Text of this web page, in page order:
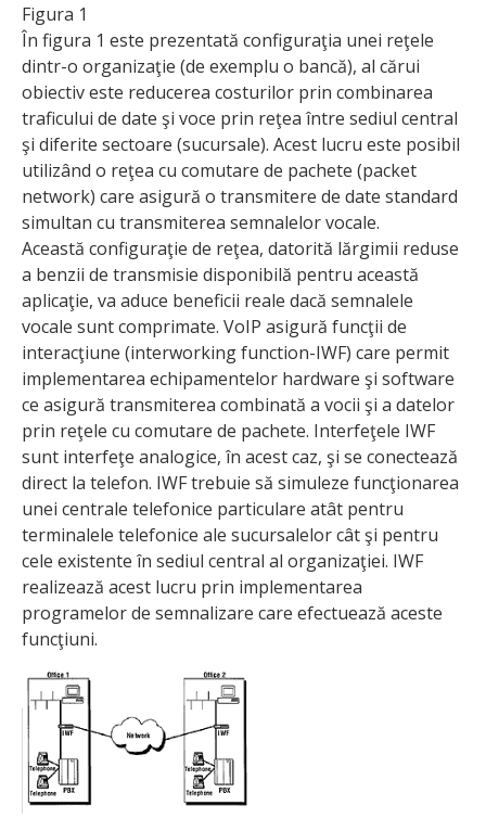
Figura 1
În figura 1 este prezentată configuraţia unei reţele
dintr-o organizaţie (de exemplu o bancă), al cărui
obiectiv este reducerea costurilor prin combinarea
traficului de date şi voce prin reţea între sediul central
şi diferite sectoare (sucursale). Acest lucru este posibil
utilizând o reţea cu comutare de pachete (packet
network) care asigură o transmitere de date standard
simultan cu transmiterea semnalelor vocale.
Această configuraţie de reţea, datorită lărgimii reduse
a benzii de transmisie disponibilă pentru această
aplicaţie, va aduce beneficii reale dacă semnalele
vocale sunt comprimate. VoIP asigură funcţii de
interacţiune (interworking function-IWF) care permit
implementarea echipamentelor hardware şi software
ce asigură transmiterea combinată a vocii şi a datelor
prin reţele cu comutare de pachete. Interfeţele IWF
sunt interfeţe analogice, în acest caz, şi se conectează
direct la telefon. IWF trebuie să simuleze funcţionarea
unei centrale telefonice particulare atât pentru
terminalele telefonice ale sucursalelor cât şi pentru
cele existente în sediul central al organizaţiei. IWF
realizează acest lucru prin implementarea
programelor de semnalizare care efectuează aceste
funcţiuni.